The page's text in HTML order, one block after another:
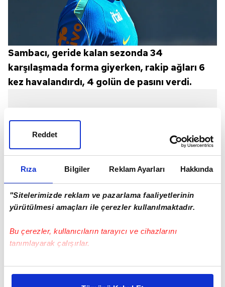
Rıza Bilgiler Reklam Ayarları Hakkında
"Sitelerimizde reklam ve pazarlama faaliyetlerinin
yürütülmesi amaçları ile çerezler kullanılmaktadır.
Bu çerezler, kullanıcıların tarayıcı ve cihazlarını
tanımlayarak çalışırlar.
Bu çerezlere izin vermeniz halinde sizlere özel
Reddet
Sambacı, geride kalan sezonda 34
karşılaşmada forma giyerken, rakip ağları 6
kez havalandırdı, 4 golün de pasını verdi.